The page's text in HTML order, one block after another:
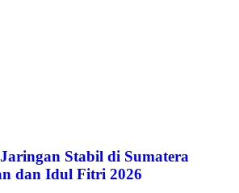
Stabil di Sumatera
dan Idul Fitri 2026